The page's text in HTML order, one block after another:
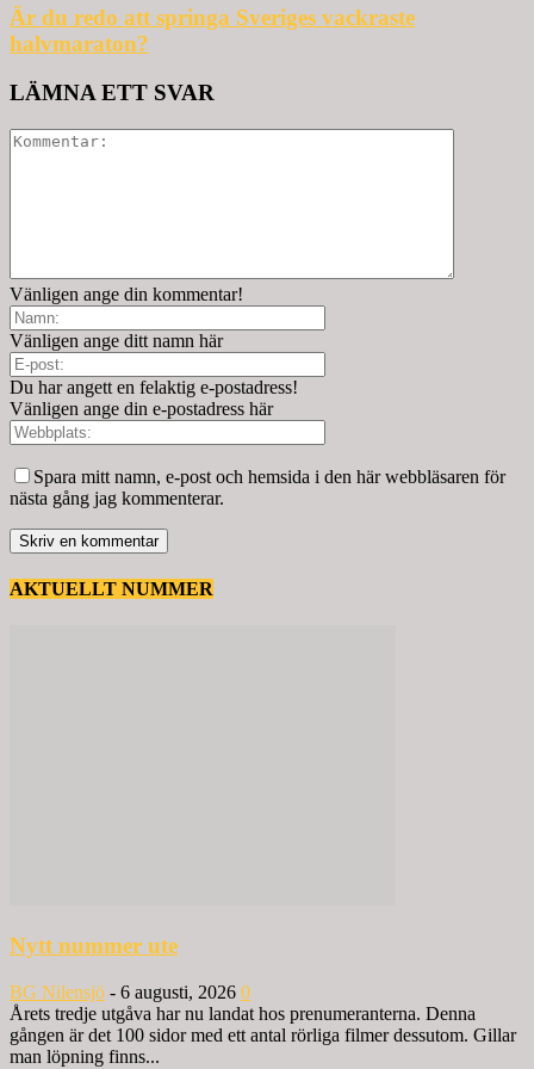
Är du redo att springa Sveriges vackraste
halvmaraton?
LÄMNA ETT SVAR
Vänligen ange din kommentar!
Vänligen ange ditt namn här
Du har angett en felaktig e-postadress!
Vänligen ange din e-postadress här
Spara mitt namn, e-post och hemsida i den här webbläsaren för
nästa gång jag kommenterar.
AKTUELLT NUMMER
Nytt nummer ute
BG Nilensjö - 6 augusti, 2026 0
Årets tredje utgåva har nu landat hos prenumeranterna. Denna
gången är det 100 sidor med ett antal rörliga filmer dessutom. Gillar
man löpning finns...